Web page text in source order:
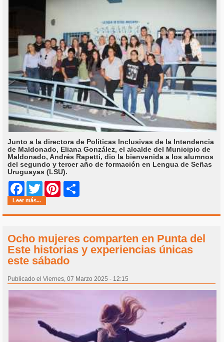
Junto a la directora de Políticas Inclusivas de la Intendencia
de Maldonado, Eliana González, el alcalde del Municipio de
Maldonado, Andrés Rapetti, dio la bienvenida a los alumnos
del segundo y tercer año de formación en Lengua de Señas
Uruguayas (LSU).
Facebook
Twitter Pinterest
Leer más...
Ocho mujeres comparten en Punta del
Este historias y experiencias únicas
este sábado
Publicado el Viernes, 07 Marzo 2025 - 12:15